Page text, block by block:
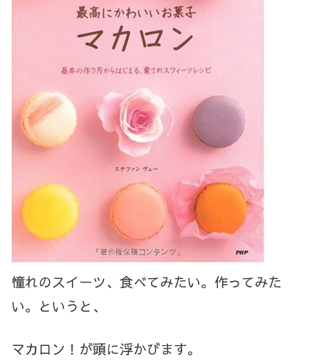
憧れのスイーツ、食べてみたい。作ってみた
い。というと、
マカロン！が頭に浮かびます。